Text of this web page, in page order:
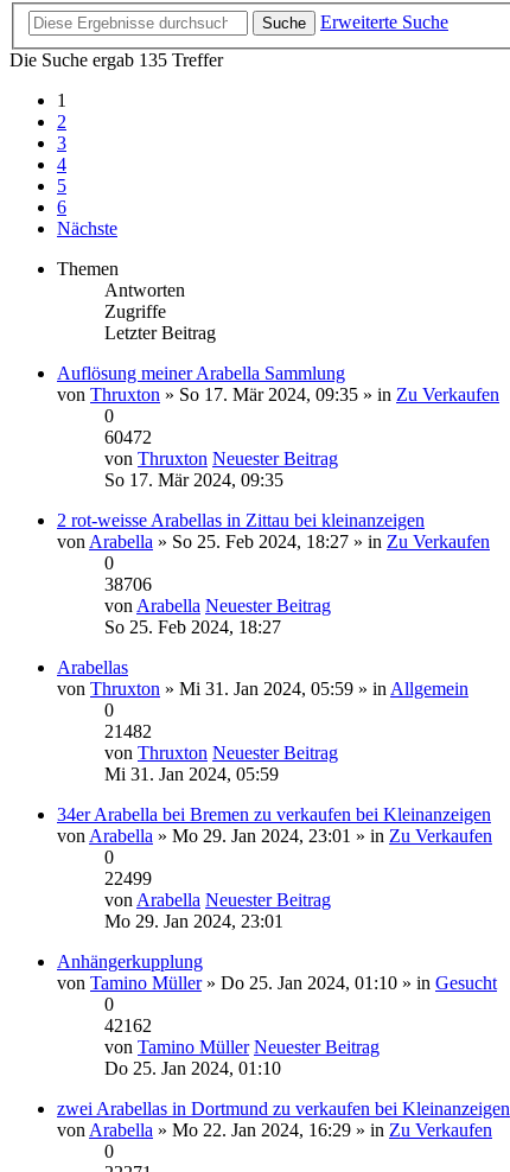
Suche
Erweiterte Suche
Die Suche ergab 135 Treffer
1
2
3
4
5
6
Nächste
Themen
Antworten
Zugriffe
Letzter Beitrag
Auflösung meiner Arabella Sammlung
von Thruxton » So 17. Mär 2024, 09:35 » in Zu Verkaufen
0
60472
von Thruxton Neuester Beitrag
So 17. Mär 2024, 09:35
2 rot-weisse Arabellas in Zittau bei kleinanzeigen
von Arabella » So 25. Feb 2024, 18:27 » in Zu Verkaufen
0
38706
von Arabella Neuester Beitrag
So 25. Feb 2024, 18:27
Arabellas
von Thruxton » Mi 31. Jan 2024, 05:59 » in Allgemein
0
21482
von Thruxton Neuester Beitrag
Mi 31. Jan 2024, 05:59
34er Arabella bei Bremen zu verkaufen bei Kleinanzeigen
von Arabella » Mo 29. Jan 2024, 23:01 » in Zu Verkaufen
0
22499
von Arabella Neuester Beitrag
Mo 29. Jan 2024, 23:01
Anhängerkupplung
von Tamino Müller» Do 25. Jan 2024, 01:10 » in Gesucht
0
42162
von Tamino Müller Neuester Beitrag
Do 25. Jan 2024, 01:10
zwei Arabellas in Dortmund zu verkaufen bei Kleinanzeigen
von Arabella » Mo 22. Jan 2024, 16:29 » in Zu Verkaufen
0